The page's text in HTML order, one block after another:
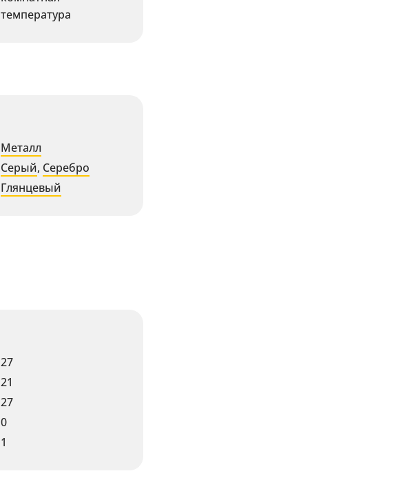
температура
Металл
Серый, Серебро
Глянцевый
27
21
27
0
1